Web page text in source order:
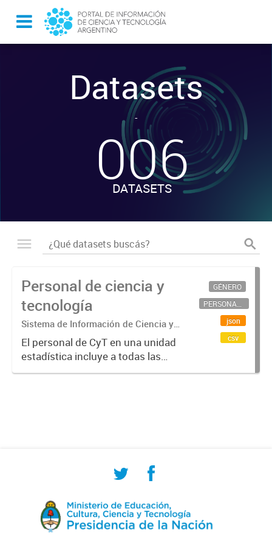
Datasets
-
006
DATASETS
Personal de ciencia y
tecnología
Sistema de Información de Ciencia y
Tecnología Argentino (SICYTAR)
El personal de CyT en una unidad
estadística incluye a todas las
personas involucradas
GÉNERO
PERSONAL CIENTÍFICO-TECNOLÓGICO
json
csv